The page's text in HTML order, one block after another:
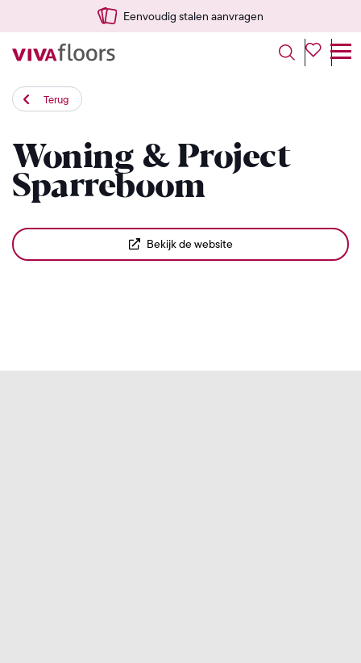
Eenvoudig stalen aanvragen
Terug
Woning & Project
Sparreboom
Bekijk de website